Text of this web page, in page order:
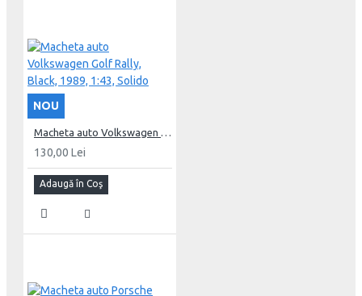
NOU
130,00 Lei
Adaugă în Coş